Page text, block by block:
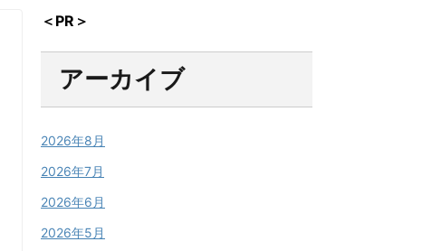
＜PR＞
アーカイブ
2026年8月
2026年7月
2026年6月
2026年5月